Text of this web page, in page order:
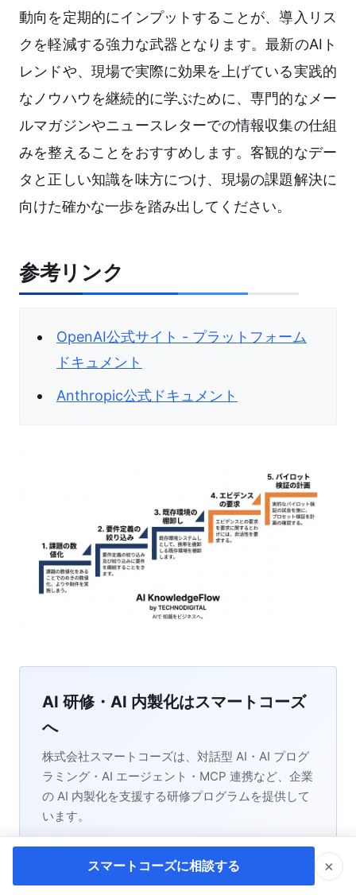
動向を定期的にインプットすることが、導入リス
クを軽減する強力な武器となります。最新のAIト
レンドや、現場で実際に効果を上げている実践的
なノウハウを継続的に学ぶために、専門的なメー
ルマガジンやニュースレターでの情報収集の仕組
みを整えることをおすすめします。客観的なデー
タと正しい知識を味方につけ、現場の課題解決に
向けた確かな一歩を踏み出してください。
参考リンク
OpenAI公式サイト - プラットフォーム
ドキュメント
Anthropic公式ドキュメント
AI 研修・AI 内製化はスマートコーズ
へ
株式会社スマートコーズは、対話型 AI・AI プログ
ラミング・AI エージェント・MCP 連携など、企業
の AI 内製化を支援する研修プログラムを提供して
います。
スマートコーズに相談する
スマートコーズに相談する ×